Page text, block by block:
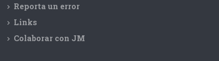
Reporta un error
Links
Colaborar con JM